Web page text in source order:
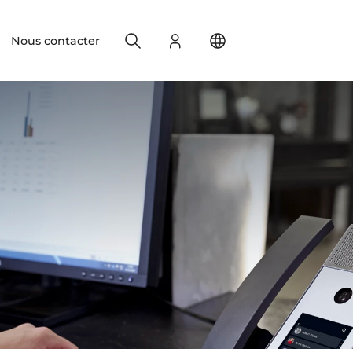
Nous contacter S'identifier
Search